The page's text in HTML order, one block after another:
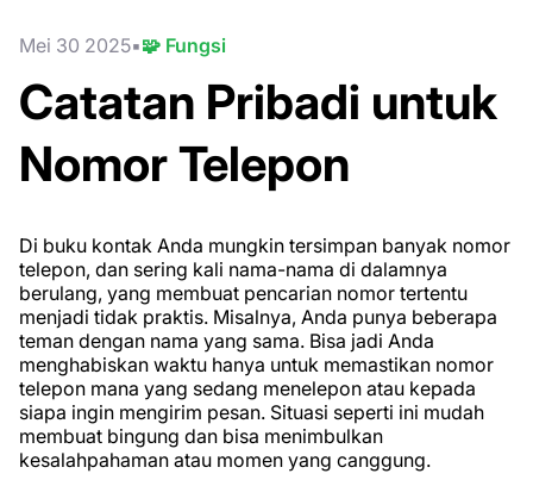
Mei 30 2025 🧩 Fungsi
Catatan Pribadi untuk
Nomor Telepon
Di buku kontak Anda mungkin tersimpan banyak nomor
telepon, dan sering kali nama-nama di dalamnya
berulang, yang membuat pencarian nomor tertentu
menjadi tidak praktis. Misalnya, Anda punya beberapa
teman dengan nama yang sama. Bisa jadi Anda
menghabiskan waktu hanya untuk memastikan nomor
telepon mana yang sedang menelepon atau kepada
siapa ingin mengirim pesan. Situasi seperti ini mudah
membuat bingung dan bisa menimbulkan
kesalahpahaman atau momen yang canggung.